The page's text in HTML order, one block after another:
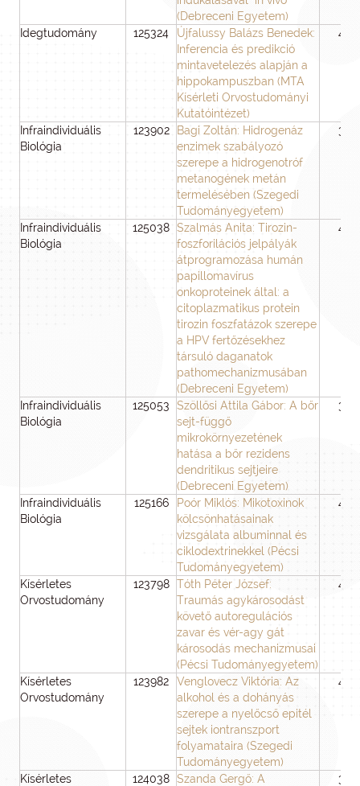
(Debreceni Egyetem)
Idegtudomány
125324
Újfalussy Balázs Benedek:
Inferencia és predikció
mintavetelezés alapján a
hippokampuszban (MTA
Kísérleti Orvostudományi
Kutatóintézet)
48
Infraindividuális
Biológia
123902
Bagi Zoltán: Hidrogenáz
enzimek szabályozó
szerepe a hidrogenotróf
metanogének metán
termelésében (Szegedi
Tudományegyetem)
36
Infraindividuális
Biológia
125038 Szalmás Anita: Tirozin-
foszforilációs jelpályák
átprogramozása humán
papillomavírus
onkoproteinek által: a
citoplazmatikus protein
tirozin foszfatázok szerepe
a HPV fertőzésekhez
társuló daganatok
pathomechanizmusában
(Debreceni Egyetem)
48
Infraindividuális
Biológia
125053
Szöllősi Attila Gábor: A bőr
sejt-függő
mikrokörnyezetének
hatása a bőr rezidens
dendritikus sejtjeire
(Debreceni Egyetem)
36
Infraindividuális
Biológia
125166
Poór Miklós: Mikotoxinok
kölcsönhatásainak
vizsgálata albuminnal és
ciklodextrinekkel (Pécsi
Tudományegyetem)
48
Kísérletes
Orvostudomány
123798 Tóth Péter József:
Traumás agykárosodást
követő autoregulációs
zavar és vér-agy gát
károsodás mechanizmusai
(Pécsi Tudományegyetem)
48
Kísérletes
Orvostudomány
123982
Venglovecz Viktória: Az
alkohol és a dohányás
szerepe a nyelőcső epitél
sejtek iontranszport
folyamataira (Szegedi
Tudományegyetem)
48
Kísérletes
124038 Szanda Gergő: A
36